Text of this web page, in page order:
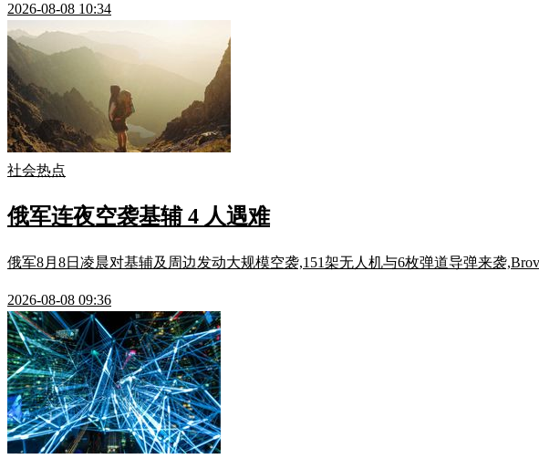
2026-08-08 10:34
社会热点
俄军连夜空袭基辅 4 人遇难
俄军8月8日凌晨对基辅及周边发动大规模空袭,151架无人机与6枚弹道导弹来袭
2026-08-08 09:36